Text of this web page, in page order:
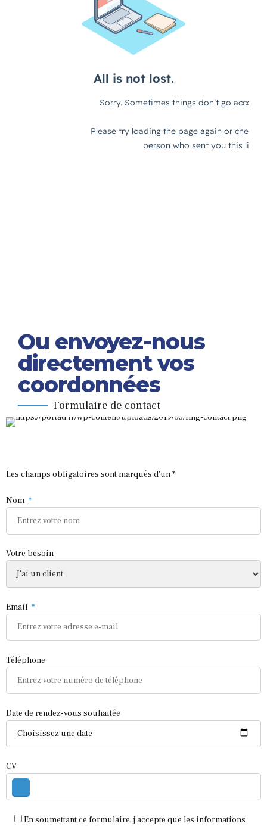
l’un des 11 évènements prévus par l’URSSAFF (naissance,
mariage, noël etc.…) et sont limités à 180 euros par
Chèques cultures : Les chèques cultures peuvent être
imposons une limite de 1000 euros par mois. Ils sont
(exemple la Fnac), mais aussi pour toutes autres
billetterie de spectacles, concerts, musées, cinémas etc…).
Chèques CESU : Limités à 2 421 € / an. Ils incluent :
Les services à domicile : Ménage, repassage, jardinage,
Ou envoyez-nous
directement vos
coordonnées
Formulaire de contact
Les champs obligatoires sont marqués d'un *
Nom
Votre besoin
Email
Téléphone
Date de rendez-vous souhaitée
CV
En soumettant ce formulaire, j'accepte que les informations